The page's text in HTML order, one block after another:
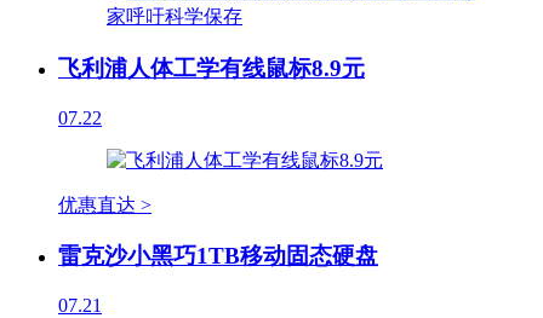
飞利浦人体工学有线鼠标8.9元
07.22
优惠直达 >
雷克沙小黑巧1TB移动固态硬盘
07.21